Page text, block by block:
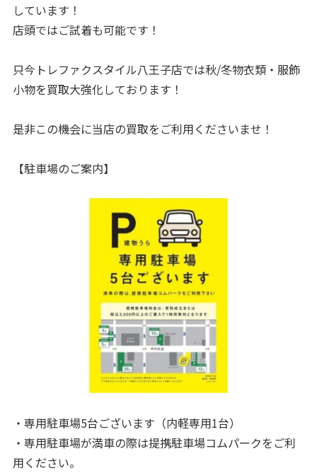
しています！
店頭ではご試着も可能です！
只今トレファクスタイル八王子店では秋/冬物衣類・服飾
小物を買取大強化しております！
是非この機会に当店の買取をご利用くださいませ！
【駐車場のご案内】
・専用駐車場5台ございます（内軽専用1台）
・専用駐車場が満車の際は提携駐車場コムパークをご利
用ください。